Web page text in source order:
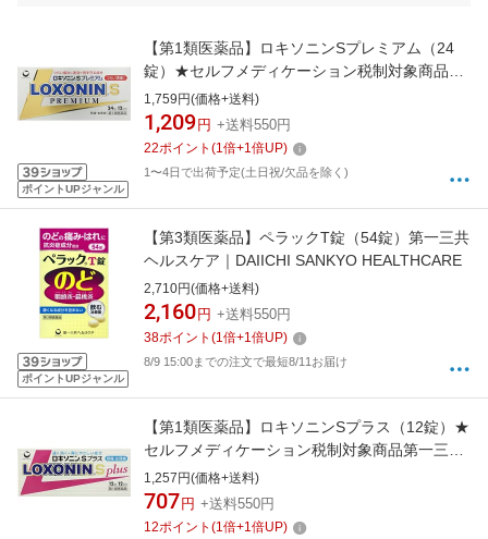
ポイントUPジャンル
【第1類医薬品】ロキソニンSプレミアム（24
錠）★セルフメディケーション税制対象商品第
一三共ヘルスケア｜DAIICHI SANKYO
HEALTHCARE
1,759円(価格+送料)
1,209 円 +送料550円
22ポイント (1倍+1倍UP)
1〜4日で出荷予定(土日祝/欠品を除く)
ポイントUPジャンル
【第3類医薬品】ペラックT錠（54錠）第一三共
ヘルスケア｜DAIICHI SANKYO HEALTHCARE
2,710円(価格+送料)
2,160 円 +送料550円
38ポイント (1倍+1倍UP)
8/9 15:00までの注文で最短8/11お届け
【第1類医薬品】ロキソニンSプラス（12錠）★
セルフメディケーション税制対象商品第一三共
ヘルスケア｜DAIICHI SANKYO HEALTHCARE
1,257円(価格+送料)
707 円 +送料550円
12ポイント (1倍+1倍UP)